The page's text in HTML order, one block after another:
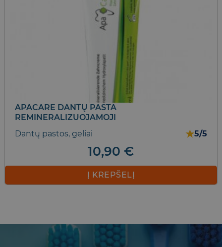
APACARE DANTŲ PASTA
REMINERALIZUOJAMOJI
Dantų pastos, geliai
★5/5
10,90€
Į KREPŠELĮ